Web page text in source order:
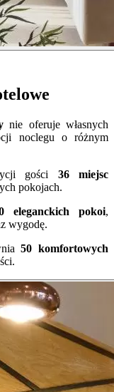
nie oferuje własnych
noclegu o różnym
gości 36 miejsc
pokojach.
eleganckich pokoi,
wygodę.
50 komfortowych